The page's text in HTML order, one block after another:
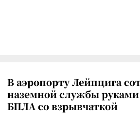
В аэропорту Лейпцига
наземной службы
БПЛА со взрывчаткой